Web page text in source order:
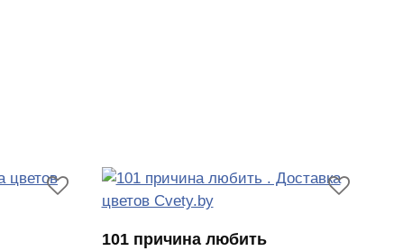
101 причина любить